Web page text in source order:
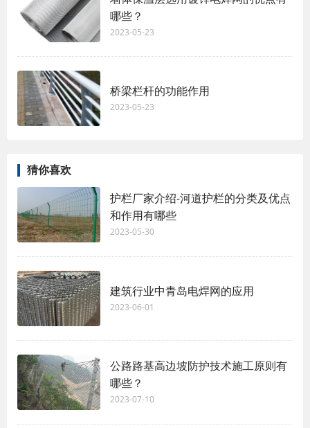
哪些？
2023-05-23
桥梁栏杆的功能作用
2023-05-23
猜你喜欢
护栏厂家介绍-河道护栏的分类及优点
和作用有哪些
2023-05-30
建筑行业中青岛电焊网的应用
2023-06-01
公路路基高边坡防护技术施工原则有
哪些？
2023-07-10